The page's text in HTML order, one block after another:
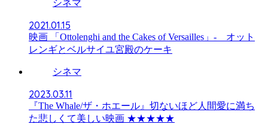
シネマ
2021.01.15
映画 「Ottolenghi and the Cakes of Versailles」- オット
レンギとベルサイユ宮殿のケーキ
シネマ
2023.03.11
『The Whale/ザ・ホエール』切ないほど人間愛に満ち
た悲しくて美しい映画 ★★★★★